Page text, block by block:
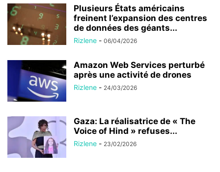
Plusieurs États américains
freinent l’expansion des centres
de données des géants...
Rizlene - 06/04/2026
Amazon Web Services perturbé
après une activité de drones
Rizlene - 24/03/2026
Gaza: La réalisatrice de « The
Voice of Hind » refuses...
Rizlene - 23/02/2026